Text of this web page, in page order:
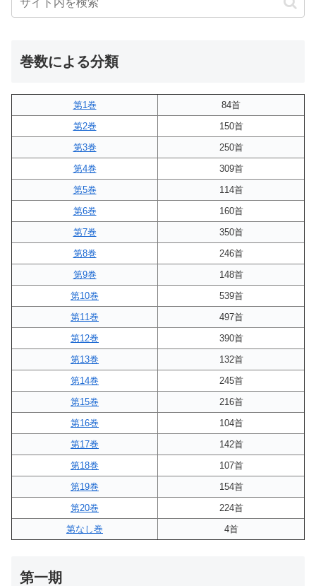
巻数による分類
第1巻
84首
第2巻
150首
第3巻
250首
第4巻
309首
第5巻
114首
第6巻
160首
第7巻
350首
第8巻
246首
第9巻
148首
第10巻
539首
第11巻
497首
第12巻
390首
第13巻
132首
第14巻
245首
第15巻
216首
第16巻
104首
第17巻
142首
第18巻
107首
第19巻
154首
第20巻
224首
第なし巻
4首
第一期